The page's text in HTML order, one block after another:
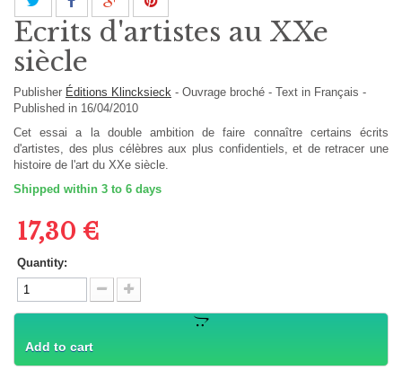
Ecrits d'artistes au XXe
siècle
Publisher Éditions Klincksieck - Ouvrage broché - Text in Français -
Published in 16/04/2010
Cet essai a la double ambition de faire connaître certains écrits
d'artistes, des plus célèbres aux plus confidentiels, et de retracer une
histoire de l'art du XXe siècle.
Shipped within 3 to 6 days
17,30 €
Quantity:
Add to cart